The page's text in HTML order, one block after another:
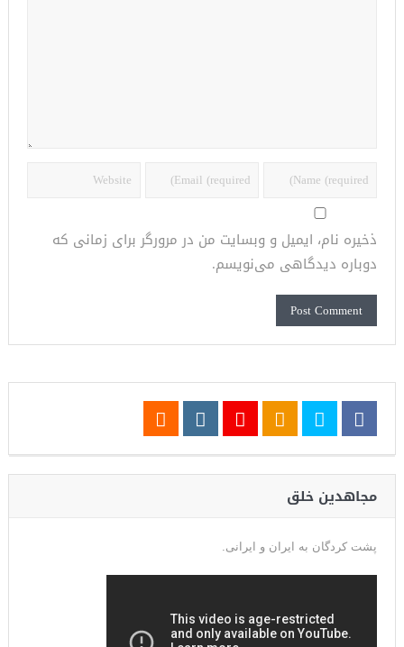
ذخیره نام، ایمیل و وبسایت من در مرورگر برای زمانی که
دوباره دیدگاهی می‌نویسم.
مجاهدین خلق
پشت کردگان به ایران و ایرانی.